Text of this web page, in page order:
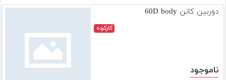
لیست
قیمت
دوربین کانن 60D body
کارکرده
ناموجود